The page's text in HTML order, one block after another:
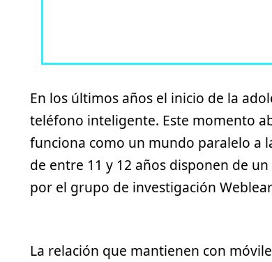
En los últimos años el inicio de la
teléfono inteligente. Este momento
funciona como un mundo paralelo a
de entre 11 y 12 años disponen de
por el grupo de investigación
La relación que mantienen con